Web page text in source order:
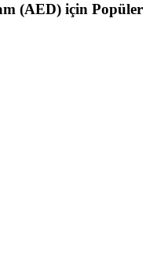
(AED) için Popüler